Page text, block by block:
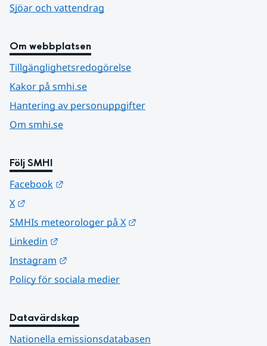
Sjöar och vattendrag
Om webbplatsen
Tillgänglighetsredogörelse
Kakor på smhi.se
Hantering av personuppgifter
Om smhi.se
Följ SMHI
Facebook
X
SMHIs meteorologer på X
Linkedin
Instagram
Policy för sociala medier
Datavärdskap
Nationella emissionsdatabasen